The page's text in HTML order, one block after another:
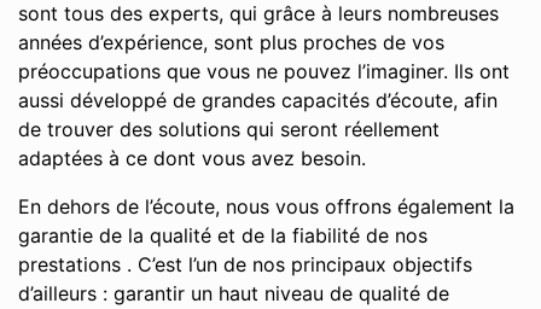
sont tous des experts, qui grâce à leurs nombreuses
années d’expérience, sont plus proches de vos
préoccupations que vous ne pouvez l’imaginer. Ils ont
aussi développé de grandes capacités d’écoute, afin
de trouver des solutions qui seront réellement
adaptées à ce dont vous avez besoin.
En dehors de l’écoute, nous vous offrons également la
garantie de la qualité et de la fiabilité de nos
prestations . C’est l’un de nos principaux objectifs
d’ailleurs : garantir un haut niveau de qualité de